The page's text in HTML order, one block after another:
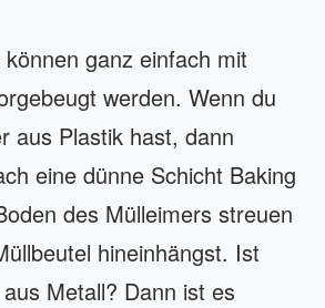
ganz einfach mit
werden. Wenn du
aus Plastik hast, dann
eine dünne Schicht Baking
des Mülleimers streuen
hineinhängst. Ist
Metall? Dann ist es